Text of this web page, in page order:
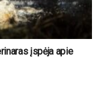
įspėja apie